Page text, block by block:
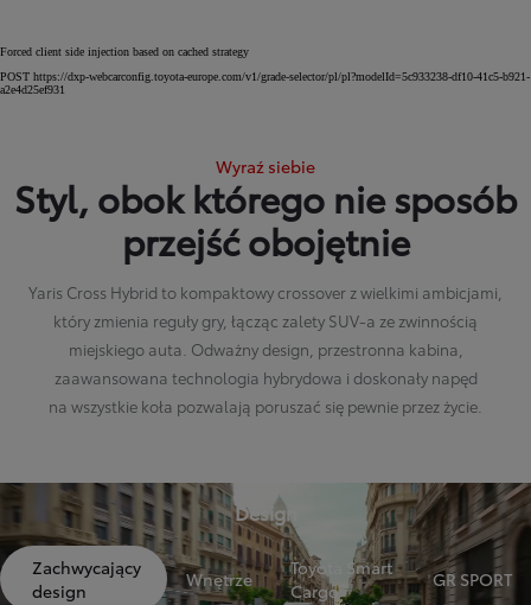
Forced client side injection based on cached strategy
POST https://dxp-webcarconfig.toyota-europe.com/v1/grade-selector/pl/pl?modelId=5c933238-df10-41c5-b921-
a2e4d25ef931
Wyraź siebie
Styl, obok którego nie sposób
przejść obojętnie
Yaris Cross Hybrid to kompaktowy crossover z wielkimi ambicjami,
który zmienia reguły gry, łącząc zalety SUV-a ze zwinnością
miejskiego auta. Odważny design, przestronna kabina,
zaawansowana technologia hybrydowa i doskonały napęd
na wszystkie koła pozwalają poruszać się pewnie przez życie.
Design
Zachwycający
design
Wnętrze
Toyota Smart
Cargo
GR SPORT